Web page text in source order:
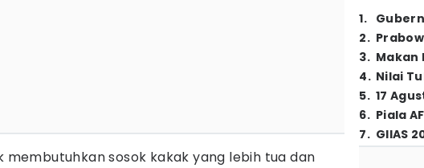
membutuhkan sosok kakak yang lebih tua dan
1.
2.
3. Makan
4. Nilai
5. 17
6. Piala
7. GIIAS